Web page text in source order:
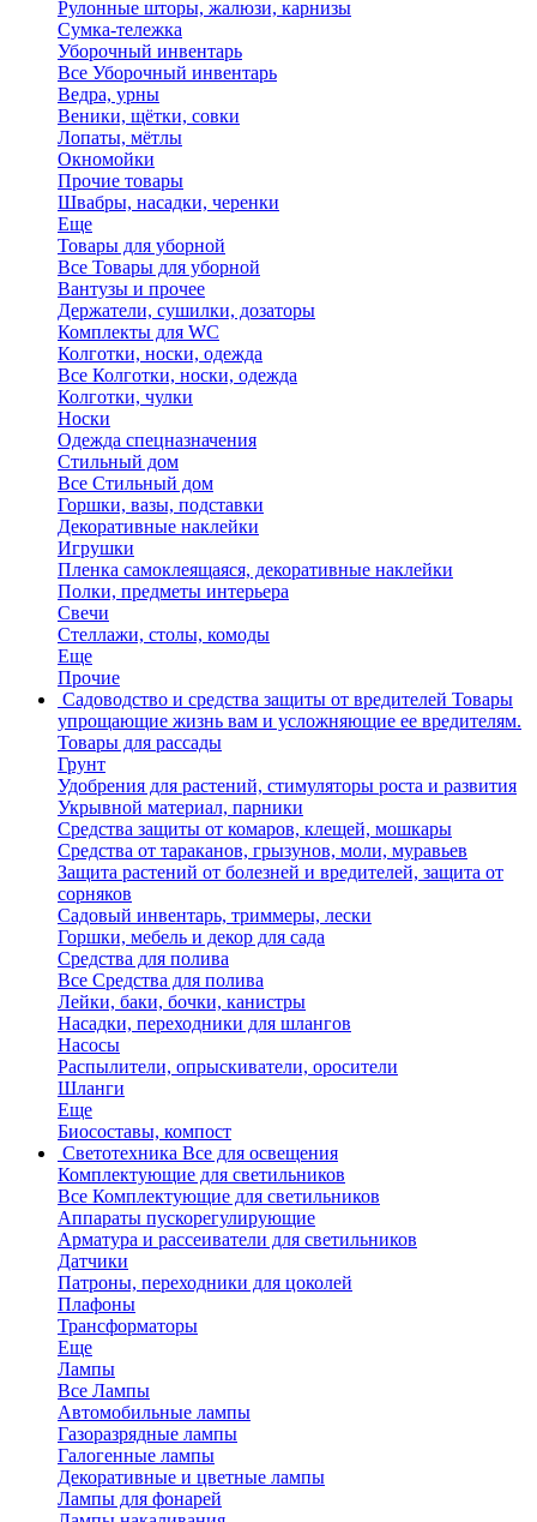
Рулонные шторы, жалюзи, карнизы
Сумка-тележка
Уборочный инвентарь
Все Уборочный инвентарь
Ведра, урны
Веники, щётки, совки
Лопаты, мётлы
Окномойки
Прочие товары
Швабры, насадки, черенки
Еще
Товары для уборной
Все Товары для уборной
Вантузы и прочее
Держатели, сушилки, дозаторы
Комплекты для WC
Колготки, носки, одежда
Все Колготки, носки, одежда
Колготки, чулки
Носки
Одежда спецназначения
Стильный дом
Все Стильный дом
Горшки, вазы, подставки
Декоративные наклейки
Игрушки
Пленка самоклеящаяся, декоративные наклейки
Полки, предметы интерьера
Свечи
Стеллажи, столы, комоды
Еще
Прочие
Садоводство и средства защиты от вредителей Товары
упрощающие жизнь вам и усложняющие ее вредителям.
Товары для рассады
Грунт
Удобрения для растений, стимуляторы роста и развития
Укрывной материал, парники
Средства защиты от комаров, клещей, мошкары
Средства от тараканов, грызунов, моли, муравьев
Защита растений от болезней и вредителей, защита от
сорняков
Садовый инвентарь, триммеры, лески
Горшки, мебель и декор для сада
Средства для полива
Все Средства для полива
Лейки, баки, бочки, канистры
Насадки, переходники для шлангов
Насосы
Распылители, опрыскиватели, оросители
Шланги
Еще
Биосоставы, компост
Светотехника Все для освещения
Комплектующие для светильников
Все Комплектующие для светильников
Аппараты пускорегулирующие
Арматура и рассеиватели для светильников
Датчики
Патроны, переходники для цоколей
Плафоны
Трансформаторы
Еще
Лампы
Все Лампы
Автомобильные лампы
Газоразрядные лампы
Галогенные лампы
Декоративные и цветные лампы
Лампы для фонарей